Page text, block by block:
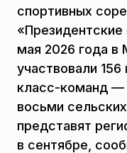
спортивных
мая 2026 года в
участвовали
класс-команд —
восьми
представят
в сентябре,